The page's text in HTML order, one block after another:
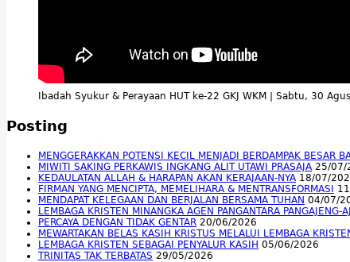
Ibadah Syukur & Perayaan HUT ke-22 GKJ WKM | Sabtu, 30
Posting
MENGGERAKKAN POTENSI KECIL MENJADI BERDAMPAK BESAR
MIWITI SAKING PERKAWIS INGKANG ALIT UTAWI PRASAJA 25/07/
KEDAULATAN ALLAH & HARAPAN AKAN KERAJAAN-NYA 18/07/
FIRMAN YANG MENCIPTA, MEMELIHARA & MENTRANSFORMASI
MENDAPAT KELEGAAN DAN BERJALAN BERSAMA TUHAN 04/07/
LEMBAGA KRISTEN MINANGKA AGEN PANGANTARA PANGAJENG-
PERCAYA DENGAN TIDAK GENTAR 20/06/2026
MEWARTAKAN BELAS KASIH KRISTUS MELALUI LEMBAGA
LEMBAGA KRISTEN SEBAGAI PENYALUR KASIH 05/06/2026
TRINITAS TAK TERBATAS 29/05/2026